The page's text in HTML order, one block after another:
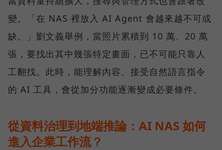
變。「在 NAS 裡放入 AI Agent 會越來越不可或
缺。」劉文義舉例，當照片累積到 10 萬、20 萬
張，要找出其中幾張特定畫面，已不可能只靠人
工翻找。此時，能理解內容、接受自然語言指令
的 AI 工具，會從加分功能逐漸變成必要條件。
從資料治理到地端推論：AI NAS 如何
進入企業工作流？